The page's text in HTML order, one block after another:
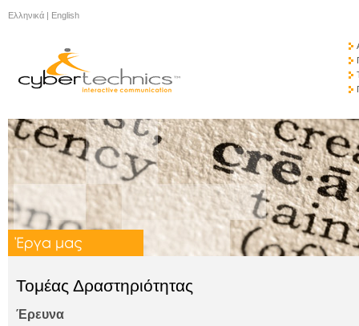
Ελληνικά | English
Τομέας Δραστηριότητας
Έρευνα